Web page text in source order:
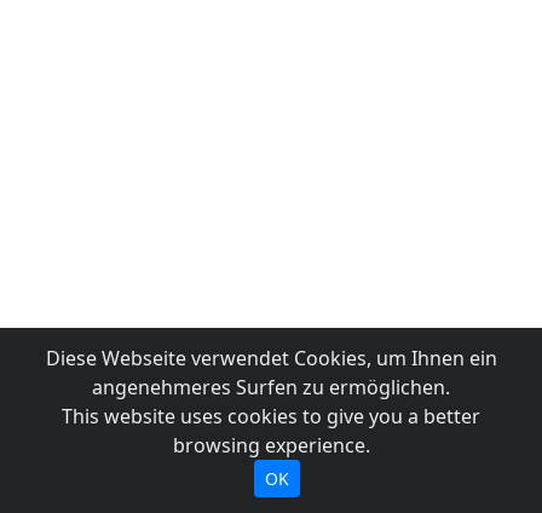
Diese Webseite verwendet Cookies, um Ihnen ein
angenehmeres Surfen zu ermöglichen.
This website uses cookies to give you a better
browsing experience.
OK